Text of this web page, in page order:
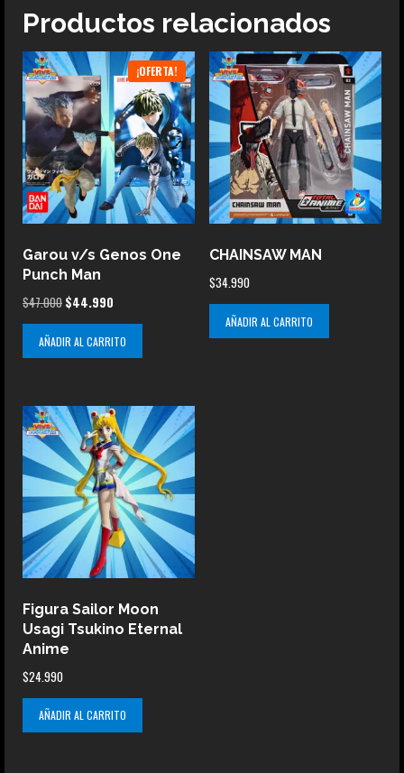
Productos relacionados
¡OFERTA!
Garou v/s Genos One
Punch Man
$47.000 El
precio
original
era:
$44.990
precio
actual
es:
AÑADIR AL CARRITO
CHAINSAW MAN
$34.990
AÑADIR AL CARRITO
Figura Sailor Moon
Usagi Tsukino Eternal
Anime
$24.990
AÑADIR AL CARRITO